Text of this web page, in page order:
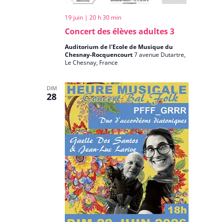
Concert des élèves adultes 3
19 juin | 20 h 30 min
Auditorium de l'Ecole de Musique du
Chesnay-Rocquencourt7 avenue Dutartre,
Le Chesnay, France
DIM
28